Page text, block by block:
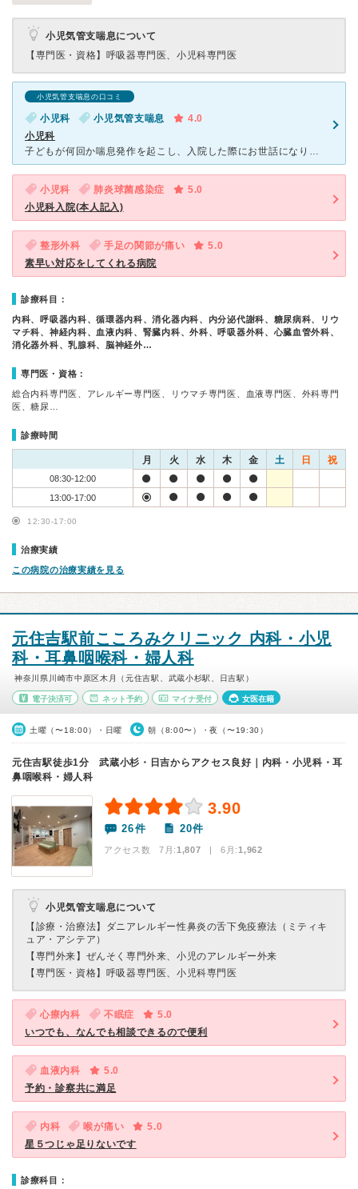
小児気管支喘息について
【専門医・資格】 呼吸器専門医、小児科専門医
小児気管支喘息の口コミ
小児科 小児気管支喘息
4.0
小児科
子どもが何回か喘息発作を起こし、入院した際にお世話になりました。 まだ小さく、親も子もすごく不安でしたが、お医者さんも看護士さんも皆さん丁寧、親切にして頂き安心することができました。 完全看護のた
小児科 肺炎球菌感染症
5.0
小児科入院(本人記入)
整形外科 手足の関節が痛い
5.0
素早い対応をしてくれる病院
診療科目：
内科、呼吸器内科、循環器内科、消化器内科、内分泌代謝科、糖尿病科、リウ
マチ科、神経内科、血液内科、腎臓内科、外科、呼吸器外科、心臓血管外科、
消化器外科、乳腺科、脳神経外…
専門医・資格：
総合内科専門医、アレルギー専門医、リウマチ専門医、血液専門医、外科専門
医、糖尿…
診療時間
月 火 水 木 金 土 日 祝
08:30-12:00
13:00-17:00
12:30-17:00
治療実績
この病院の治療実績を見る
元住吉駅前こころみクリニック 内科・小児
科・耳鼻咽喉科・婦人科
神奈川県川崎市中原区木月（元住吉駅、武蔵小杉駅、日吉駅）
電子決済可 ネット予約 マイナ受付 女医在籍
土曜（〜18:00）・日曜 朝（8:00〜）・夜（〜19:30）
元住吉駅徒歩1分 武蔵小杉・日吉からアクセス良好｜内科・小児科・耳
鼻咽喉科・婦人科
3.90
26件 20件
アクセス数 7月:1,807 | 6月:1,962
小児気管支喘息について
【診療・治療法】 ダニアレルギー性鼻炎の舌下免疫療法（ミティキ
ュア・アシテア）
【専門外来】 ぜんそく専門外来、小児のアレルギー外来
【専門医・資格】 呼吸器専門医、小児科専門医
心療内科 不眠症
5.0
いつでも、なんでも相談できるので便利
血液内科
5.0
予約・診察共に満足
内科 喉が痛い
5.0
星５つじゃ足りないです
診療科目：